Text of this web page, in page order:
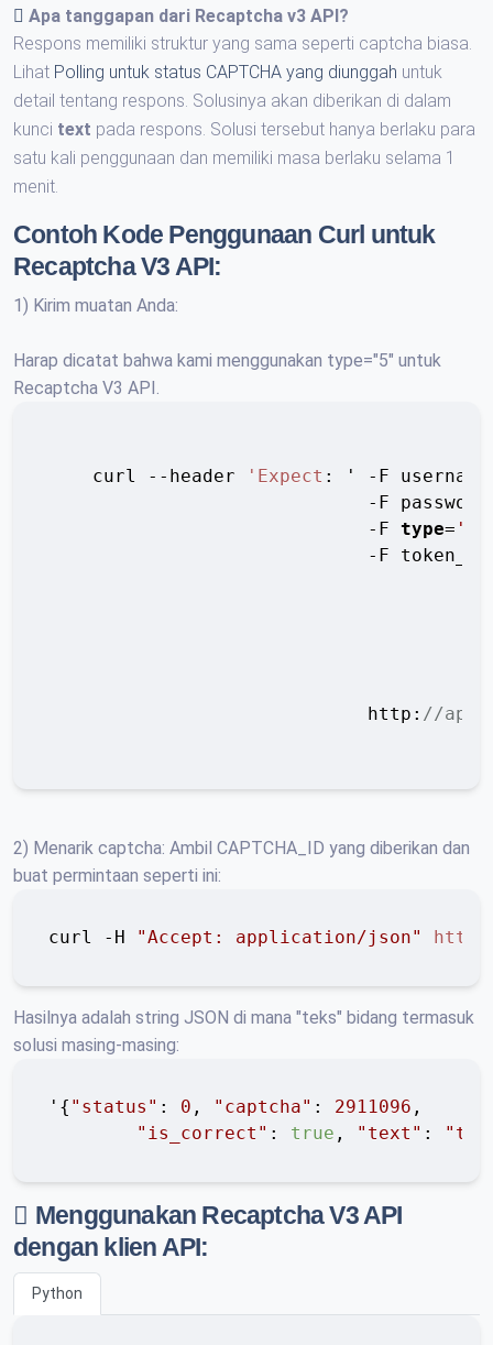
Apa tanggapan dari Recaptcha v3 API?
Respons memiliki struktur yang sama seperti captcha biasa.
Lihat Polling untuk status CAPTCHA yang diunggah untuk
detail tentang respons. Solusinya akan diberikan di dalam
kunci text pada respons. Solusi tersebut hanya berlaku para
satu kali penggunaan dan memiliki masa berlaku selama 1
menit.
Contoh Kode Penggunaan Curl untuk
Recaptcha V3 API:
1) Kirim muatan Anda:
Harap dicatat bahwa kami menggunakan type="5" untuk
Recaptcha V3 API.
    curl --header
'Expect : ' -F
-F
                             -F
type= '5'
-F
                             http:
//
2) Menarik captcha: Ambil CAPTCHA_ID yang diberikan dan
buat permintaan seperti ini:
curl -H "Accept: application/json" http:
Hasilnya adalah string JSON di mana "teks" bidang termasuk
solusi masing-masing:
'{ "status" : 0 , "captcha" : 2911096 ,
"is_correct" : true , "text" :
Menggunakan Recaptcha V3 API
dengan klien API:
Python